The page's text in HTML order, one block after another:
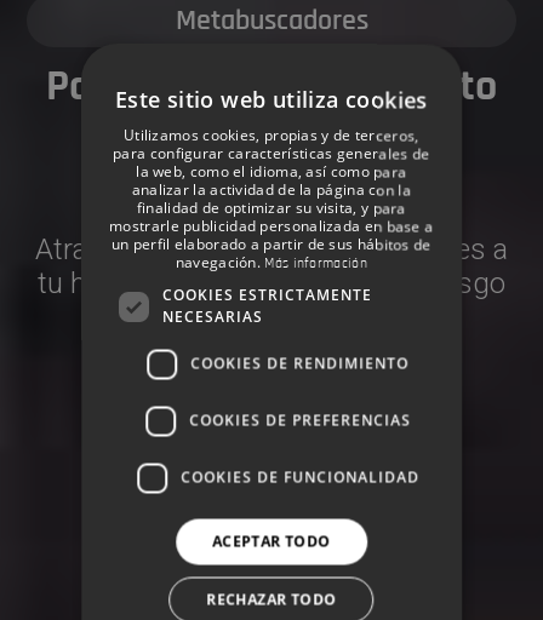
Metabuscadores
Potencia tu canal directo
con los principales
metabuscadores
Atrae tráfico y ventas incrementales a
tu hotel de forma sencilla y sin riesgo
Este sitio web utiliza cookies
Utilizamos cookies, propias y de terceros,
para configurar características generales de
la web, como el idioma, así como para
analizar la actividad de la página con la
finalidad de optimizar su visita, y para
mostrarle publicidad personalizada en base a
un perfil elaborado a partir de sus hábitos de
navegación. Más información
COOKIES ESTRICTAMENTE
NECESARIAS
COOKIES DE RENDIMIENTO
COOKIES DE PREFERENCIAS
COOKIES DE FUNCIONALIDAD
ACEPTAR TODO
RECHAZAR TODO